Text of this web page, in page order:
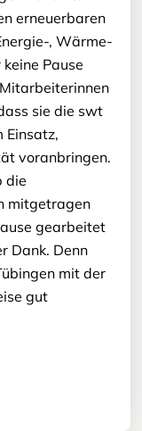
erneuerbaren
, Wärme-
Pause
sie die swt
Einsatz,
voranbringen.
die
mitgetragen
gearbeitet
Dank. Denn
mit der
gut